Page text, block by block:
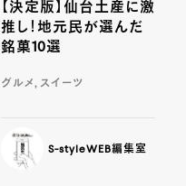
【決定版】仙台土産に激
推し！地元民が選んだ
銘菓10選
グルメ, スイーツ
S-styleWEB編集室